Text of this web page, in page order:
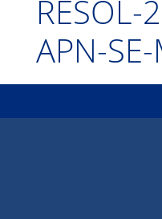
APN-